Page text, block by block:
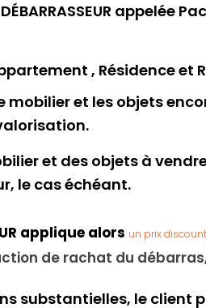
appelée
, Résidence et
mobilier et les objets
et des objets à
le cas échéant.
applique alors un prix
de rachat du
substantielles, le client